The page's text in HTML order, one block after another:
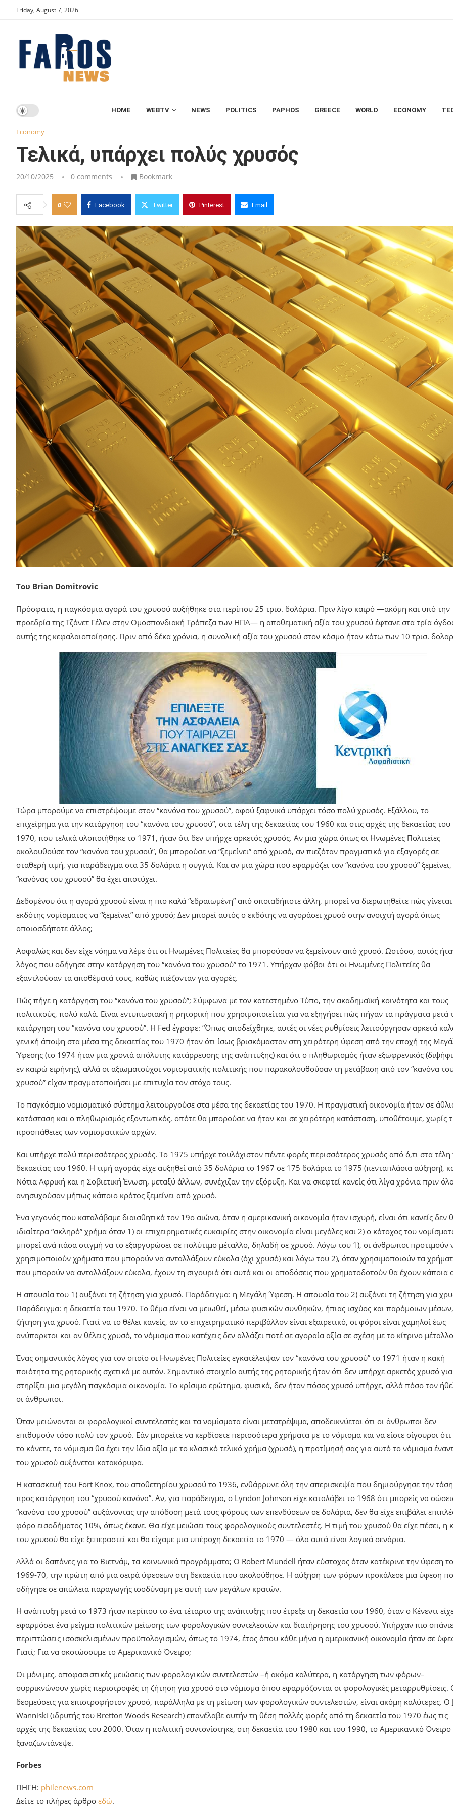
Friday, August 7, 2026
HOME WEBTV NEWS POLITICS PAPHOS GREECE WORLD ECONOMY
Home Τελικά, υπάρχει πολύς χρυσός
Economy
Τελικά, υπάρχει πολύς χρυσός
20/10/2025 0 comments Bookmark
0 Facebook Twitter Pinterest Email
Του Brian Domitrovic
Πρόσφατα, η παγκόσμια αγορά του χρυσού αυξήθηκε στα περίπου 25 τρισ. δολάρια. Πριν λίγο καιρό —ακόμη και υπό την
προεδρία της Τζάνετ Γέλεν στην Ομοσπονδιακή Τράπεζα των ΗΠΑ— η αποθεματική αξία του χρυσού έφτανε στα τρία
αυτής της κεφαλαιοποίησης. Πριν από δέκα χρόνια, η συνολική αξία του χρυσού στον κόσμο ήταν κάτω των 10 τρισ.
Τώρα μπορούμε να επιστρέψουμε στον “κανόνα του χρυσού”, αφού ξαφνικά υπάρχει τόσο πολύ χρυσός. Εξάλλου, το
επιχείρημα για την κατάργηση του “κανόνα του χρυσού”, στα τέλη της δεκαετίας του 1960 και στις αρχές της δεκαετίας του
1970, που τελικά υλοποιήθηκε το 1971, ήταν ότι δεν υπήρχε αρκετός χρυσός. Αν μια χώρα όπως οι Ηνωμένες Πολιτείες
ακολουθούσε τον “κανόνα του χρυσού”, θα μπορούσε να “ξεμείνει” από χρυσό, αν πιεζόταν πραγματικά για εξαγορές σε
σταθερή τιμή, για παράδειγμα στα 35 δολάρια η ουγγιά. Και αν μια χώρα που εφαρμόζει τον “κανόνα του χρυσού”
“κανόνας του χρυσού” θα έχει αποτύχει.
Δεδομένου ότι η αγορά χρυσού είναι η πιο καλά “εδραιωμένη” από οποιαδήποτε άλλη, μπορεί να διερωτηθείτε πώς
εκδότης νομίσματος να “ξεμείνει” από χρυσό; Δεν μπορεί αυτός ο εκδότης να αγοράσει χρυσό στην ανοιχτή αγορά όπως
οποιοσδήποτε άλλος;
Ασφαλώς και δεν είχε νόημα να λέμε ότι οι Ηνωμένες Πολιτείες θα μπορούσαν να ξεμείνουν από χρυσό. Ωστόσο, αυτός
λόγος που οδήγησε στην κατάργηση του “κανόνα του χρυσού” το 1971. Υπήρχαν φόβοι ότι οι Ηνωμένες Πολιτείες θα
εξαντλούσαν τα αποθέματά τους, καθώς πιέζονταν για αγορές.
Πώς πήγε η κατάργηση του “κανόνα του χρυσού”; Σύμφωνα με τον κατεστημένο Τύπο, την ακαδημαϊκή κοινότητα και τους
πολιτικούς, πολύ καλά. Είναι εντυπωσιακή η ρητορική που χρησιμοποιείται για να εξηγήσει πώς πήγαν τα πράγματα μετά
κατάργηση του “κανόνα του χρυσού”. Η Fed έγραφε: “Όπως αποδείχθηκε, αυτές οι νέες ρυθμίσεις λειτούργησαν αρκετά
γενική άποψη στα μέσα της δεκαετίας του 1970 ήταν ότι ίσως βρισκόμασταν στη χειρότερη ύφεση από την εποχή της
Ύφεσης (το 1974 ήταν μια χρονιά απόλυτης κατάρρευσης της ανάπτυξης) και ότι ο πληθωρισμός ήταν εξωφρενικός
εν καιρώ ειρήνης), αλλά οι αξιωματούχοι νομισματικής πολιτικής που παρακολουθούσαν τη μετάβαση από τον “κανόνα
χρυσού” είχαν πραγματοποιήσει με επιτυχία τον στόχο τους.
Το παγκόσμιο νομισματικό σύστημα λειτουργούσε στα μέσα της δεκαετίας του 1970. Η πραγματική οικονομία ήταν σε
κατάσταση και ο πληθωρισμός εξοντωτικός, οπότε θα μπορούσε να ήταν και σε χειρότερη κατάσταση, υποθέτουμε, χωρίς
προσπάθειες των νομισματικών αρχών.
Και υπήρχε πολύ περισσότερος χρυσός. Το 1975 υπήρχε τουλάχιστον πέντε φορές περισσότερος χρυσός από ό,τι στα τέλη
δεκαετίας του 1960. Η τιμή αγοράς είχε αυξηθεί από 35 δολάρια το 1967 σε 175 δολάρια το 1975 (πενταπλάσια αύξηση),
Νότια Αφρική και η Σοβιετική Ένωση, μεταξύ άλλων, συνέχιζαν την εξόρυξη. Και να σκεφτεί κανείς ότι λίγα χρόνια πριν
ανησυχούσαν μήπως κάποιο κράτος ξεμείνει από χρυσό.
Ένα γεγονός που καταλάβαμε διαισθητικά τον 19ο αιώνα, όταν η αμερικανική οικονομία ήταν ισχυρή, είναι ότι κανείς δεν
ιδιαίτερα “σκληρό” χρήμα όταν 1) οι επιχειρηματικές ευκαιρίες στην οικονομία είναι μεγάλες και 2) ο κάτοχος του
μπορεί ανά πάσα στιγμή να το εξαργυρώσει σε πολύτιμο μέταλλο, δηλαδή σε χρυσό. Λόγω του 1), οι άνθρωποι προτιμούν
χρησιμοποιούν χρήματα που μπορούν να ανταλλάξουν εύκολα (όχι χρυσό) και λόγω του 2), όταν χρησιμοποιούν τα
που μπορούν να ανταλλάξουν εύκολα, έχουν τη σιγουριά ότι αυτά και οι αποδόσεις που χρηματοδοτούν θα έχουν κάποια
Η απουσία του 1) αυξάνει τη ζήτηση για χρυσό. Παράδειγμα: η Μεγάλη Ύφεση. Η απουσία του 2) αυξάνει τη ζήτηση για
Παράδειγμα: η δεκαετία του 1970. Το θέμα είναι να μειωθεί, μέσω φυσικών συνθηκών, ήπιας ισχύος και παρόμοιων
ζήτηση για χρυσό. Γιατί να το θέλει κανείς, αν το επιχειρηματικό περιβάλλον είναι εξαιρετικό, οι φόροι είναι χαμηλοί έως
ανύπαρκτοι και αν θέλεις χρυσό, το νόμισμα που κατέχεις δεν αλλάζει ποτέ σε αγοραία αξία σε σχέση με το κίτρινο
Ένας σημαντικός λόγος για τον οποίο οι Ηνωμένες Πολιτείες εγκατέλειψαν τον “κανόνα του χρυσού” το 1971 ήταν η κακή
ποιότητα της ρητορικής σχετικά με αυτόν. Σημαντικό στοιχείο αυτής της ρητορικής ήταν ότι δεν υπήρχε αρκετός χρυσό
στηρίξει μια μεγάλη παγκόσμια οικονομία. Το κρίσιμο ερώτημα, φυσικά, δεν ήταν πόσος χρυσό υπήρχε, αλλά πόσο τον
οι άνθρωποι.
Όταν μειώνονται οι φορολογικοί συντελεστές και τα νομίσματα είναι μετατρέψιμα, αποδεικνύεται ότι οι άνθρωποι δεν
επιθυμούν τόσο πολύ τον χρυσό. Εάν μπορείτε να κερδίσετε περισσότερα χρήματα με το νόμισμα και να είστε σίγουροι
το κάνετε, το νόμισμα θα έχει την ίδια αξία με το κλασικό τελικό χρήμα (χρυσό), η προτίμησή σας για αυτό το νόμισμα
του χρυσού αυξάνεται κατακόρυφα.
Η κατασκευή του Fort Knox, του αποθετηρίου χρυσού το 1936, ενθάρρυνε όλη την απερισκεψία που δημιούργησε την τάση
προς κατάργηση του “χρυσού κανόνα”. Αν, για παράδειγμα, ο Lyndon Johnson είχε καταλάβει το 1968 ότι μπορείς να
“κανόνα του χρυσού” αυξάνοντας την απόδοση μετά τους φόρους των επενδύσεων σε δολάρια, δεν θα είχε επιβάλει
φόρο εισοδήματος 10%, όπως έκανε. Θα είχε μειώσει τους φορολογικούς συντελεστές. Η τιμή του χρυσού θα είχε πέσει, η
του χρυσού θα είχε ξεπεραστεί και θα είχαμε μια υπέροχη δεκαετία το 1970 — όλα αυτά είναι λογικά σενάρια.
Αλλά οι δαπάνες για το Βιετνάμ, τα κοινωνικά προγράμματα; Ο Robert Mundell ήταν εύστοχος όταν κατέκρινε την ύφεση
1969-70, την πρώτη από μια σειρά ύφεσεων στη δεκαετία που ακολούθησε. Η αύξηση των φόρων προκάλεσε μια ύφεση
οδήγησε σε απώλεια παραγωγής ισοδύναμη με αυτή των μεγάλων κρατών.
Η ανάπτυξη μετά το 1973 ήταν περίπου το ένα τέταρτο της ανάπτυξης που έτρεξε τη δεκαετία του 1960, όταν ο Κένεντι
εφαρμόσει ένα μείγμα πολιτικών μείωσης των φορολογικών συντελεστών και διατήρησης του χρυσού. Υπήρχαν πιο
περιπτώσεις ισοσκελισμένων προϋπολογισμών, όπως το 1974, έτος όπου κάθε μήνα η αμερικανική οικονομία ήταν σε
Γιατί; Για να σκοτώσουμε το Αμερικανικό Όνειρο;
Οι μόνιμες, αποφασιστικές μειώσεις των φορολογικών συντελεστών –ή ακόμα καλύτερα, η κατάργηση των φόρων–
συρρικνώνουν χωρίς περιστροφές τη ζήτηση για χρυσό στο νόμισμα όπου εφαρμόζονται οι φορολογικές μεταρρυθμίσεις.
δεσμεύσεις για επιστροφήστον χρυσό, παράλληλα με τη μείωση των φορολογικών συντελεστών, είναι ακόμη καλύτερες. Ο
Wanniski (ιδρυτής του Bretton Woods Research) επανέλαβε αυτήν τη θέση πολλές φορές από τη δεκαετία του 1970 έως τις
αρχές της δεκαετίας του 2000. Όταν η πολιτική συντονίστηκε, στη δεκαετία του 1980 και του 1990, το Αμερικανικό Όνειρο
ξαναζωντάνεψε.
Forbes
ΠΗΓΗ: philenews.com
Δείτε το πλήρες άρθρο εδώ.